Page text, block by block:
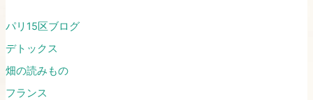
パリ15区ブログ
デトックス
畑の読みもの
フランス